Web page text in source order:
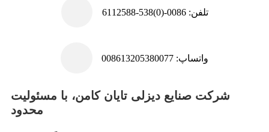
تلفن: 0086-(0)538-6112588
واتساپ: 008613205380077
شرکت صنایع دیزلی تایان کامن، با مسئولیت
محدود